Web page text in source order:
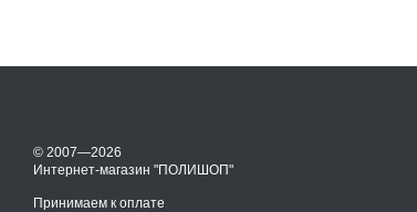
© 2007—2026
Интернет-магазин "ПОЛИШОП"
Принимаем к оплате